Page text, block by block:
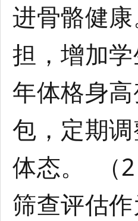
进骨骼健
担，增加
年体格身
包，定期
体态。 （
筛查评估